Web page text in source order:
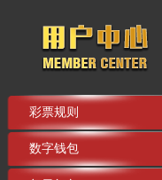
彩票规则
数字钱包